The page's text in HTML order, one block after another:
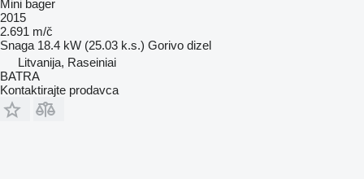
Mini bager
2015
2.691 m/č
Snaga 18.4 kW (25.03 k.s.) Gorivo dizel
Litvanija, Raseiniai
BATRA
Kontaktirajte prodavca